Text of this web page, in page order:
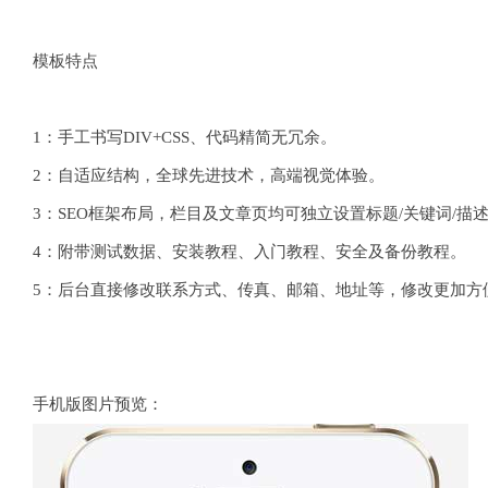
模板特点
1：手工书写DIV+CSS、代码精简无冗余。
2：自适应结构，全球先进技术，高端视觉体验。
3：SEO框架布局，栏目及文章页均可独立设置标题/关键词/描述
4：附带测试数据、安装教程、入门教程、安全及备份教程。
5：后台直接修改联系方式、传真、邮箱、地址等，修改更加方
手机版图片预览：